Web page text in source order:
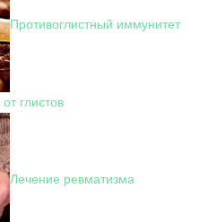
Противоглистный иммунитет
глистов
Лечение ревматизма